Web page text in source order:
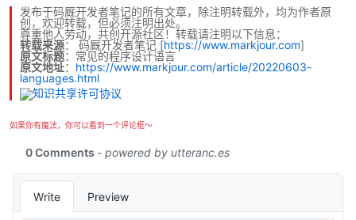
发布于码厩开发者笔记的所有文章，除注明转载外，均为作者原
创，欢迎转载，但必须注明出处。
尊重他人劳动，共创开源社区！转载请注明以下信息：
转载来源： 码厩开发者笔记 [https://www.markjour.com]
原文标题：常见的程序设计语言
原文地址： https://www.markjour.com/article/20220603-
languages.html
如果你有魔法，你可以看到一个评论框～